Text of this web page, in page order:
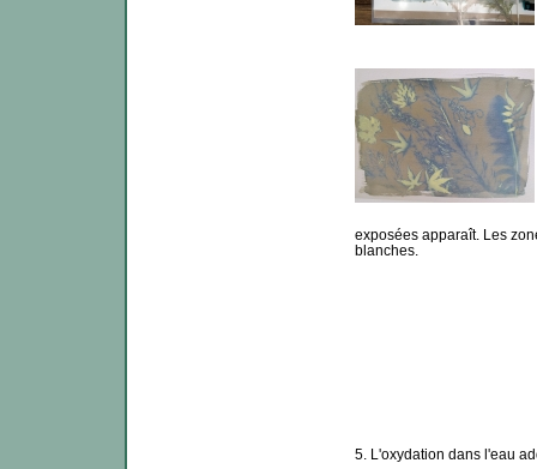
exposées apparaît. Les
blanches.
5. L'oxydation dans l'eau